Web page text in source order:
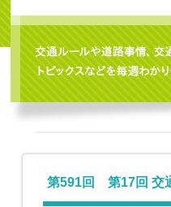
第591回 第17回 交